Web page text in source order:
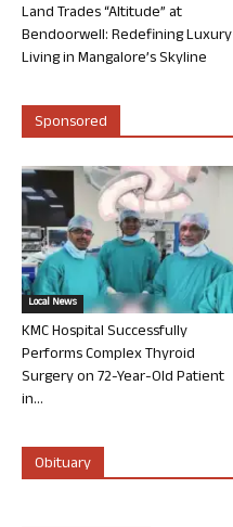
Land Trades “Altitude” at
Bendoorwell: Redefining Luxury
Living in Mangalore’s Skyline
Sponsored
Local News
KMC Hospital Successfully
Performs Complex Thyroid
Surgery on 72-Year-Old Patient
in...
Obituary